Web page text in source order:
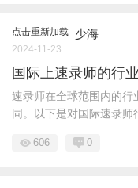
点击重新加载 少海
2024-11-23
国际上速录师的行
速录师在全球范围内的行
同。以下是对国际速录师
606 0